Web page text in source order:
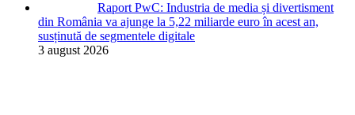
Raport PwC: Industria de media și divertisment
din România va ajunge la 5,22 miliarde euro în acest an,
susținută de segmentele digitale
3 august 2026